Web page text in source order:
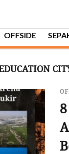
OFFSIDE